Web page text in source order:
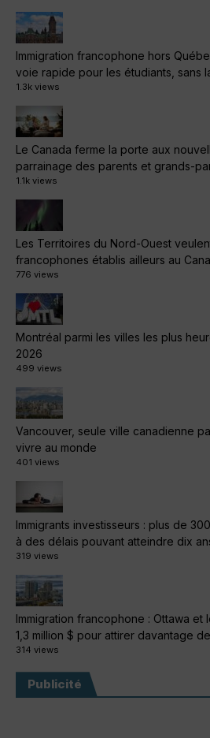
Immigration francophone hors
voie rapide pour les étudiants, sans
1.3k views
Le Canada ferme la porte aux
parrainage des parents et grands-
1.1k views
Les Territoires du Nord-Ouest
francophones établis ailleurs au
776 views
Montréal parmi les villes les plus
2026
499 views
Vancouver, seule ville canadienne
vivre au monde
401 views
Immigrants investisseurs : plus de
à des délais pouvant atteindre dix
319 views
Immigration francophone : Ottawa et
1,3 million $ pour attirer davantage
314 views
Publicité